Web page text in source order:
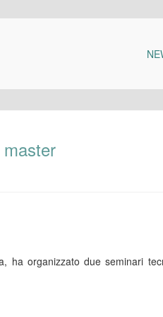
ha organizzato due seminari